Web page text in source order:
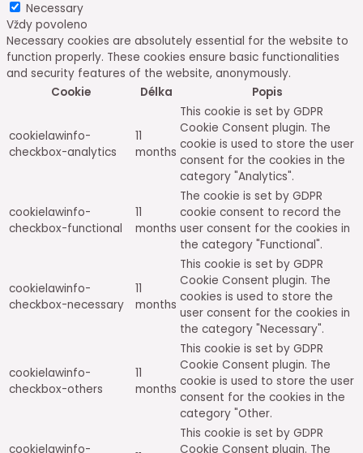
Necessary
Vždy povoleno
Necessary cookies are absolutely essential for the website to
function properly. These cookies ensure basic functionalities
and security features of the website, anonymously.
Cookie
Délka Popis
cookielawinfo-
checkbox-analytics
11
months
This cookie is set by GDPR
Cookie Consent plugin. The
cookie is used to store the user
consent for the cookies in the
category "Analytics".
cookielawinfo-
checkbox-functional
11
months
The cookie is set by GDPR
cookie consent to record the
user consent for the cookies in
the category "Functional".
cookielawinfo-
checkbox-necessary
11
months
This cookie is set by GDPR
Cookie Consent plugin. The
cookies is used to store the
user consent for the cookies in
the category "Necessary".
cookielawinfo-
checkbox-others
11
months
This cookie is set by GDPR
Cookie Consent plugin. The
cookie is used to store the user
consent for the cookies in the
category "Other.
cookielawinfo-
This cookie is set by GDPR
Cookie Consent plugin. The